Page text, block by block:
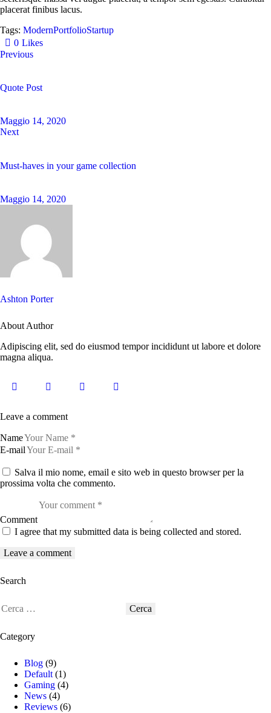
placerat finibus lacus.
Tags: ModernPortfolioStartup
0 Likes
Previous
Quote Post
Maggio 14, 2020
Next
Must-haves in your game collection
Maggio 14, 2020
Ashton Porter
About Author
Adipiscing elit, sed do eiusmod tempor incididunt ut labore et dolore
magna aliqua.
Leave a comment
Name
E-mail
Salva il mio nome, email e sito web in questo browser per la
prossima volta che commento.
Comment
I agree that my submitted data is being collected and stored.
Search
Category
Blog (9)
Default (1)
Gaming (4)
News (4)
Reviews (6)